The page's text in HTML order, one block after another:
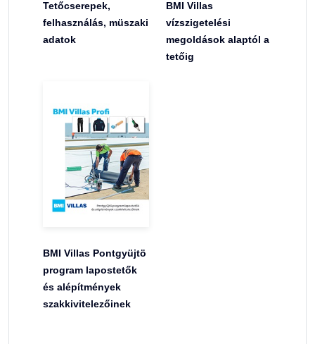
Tetőcserepek,
felhasználás, müszaki
adatok
BMI Villas
vízszigetelési
megoldások alaptól a
tetőig
BMI Villas Pontgyüjtö
program lapostetők
és alépítmények
szakkivitelezőinek